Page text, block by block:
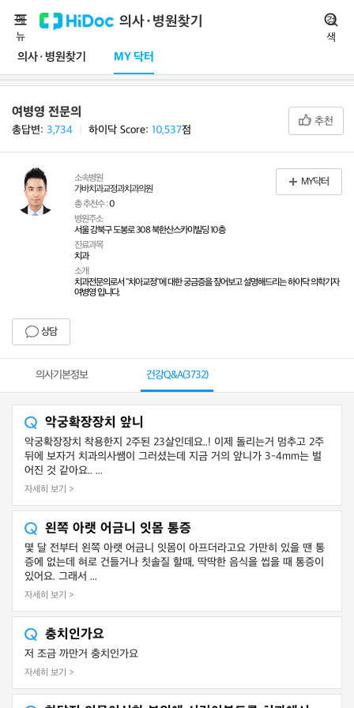
의사·병원찾기
의사·병원찾기 MY 닥터
메
뉴
검
색
여병영 전문의
총답변: 3,734 하이닥 Score: 10,537점
추천
소속병원
가바치과교정과치과의원
총 추천수 :0
병원주소
서울 강북구 도봉로 308 북한산스카이빌딩 10층
진료과목
치과
소개
치과전문의로서 "치아교정"에 대한 궁금증을 짚어보고 설명해드리는 하이닥 의학기자
여병영 입니다.
상담
MY닥터
의사기본정보 건강Q&A(3732)
악궁확장장치 앞니
악궁확장장치 착용한지 2주된 23살인데요..! 이제 돌리는거 멈추고 2주
뒤에 보자거 치과의사쌤이 그러셨는데 지금 거의 앞니가 3-4mm는 벌
어진 것 같아요.. ...
자세히 보기 >
왼쪽 아랫 어금니 잇몸 통증
몇 달 전부터 왼쪽 아랫 어금니 잇몸이 아프더라고요 가만히 있을 땐 통
증에 없는데 혀로 건들거나 칫솔질 할때, 딱딱한 음식을 씹을 때 통증이
있어요. 그래서 ...
자세히 보기 >
충치인가요
저 조금 까만거 충치인가요
자세히 보기 >